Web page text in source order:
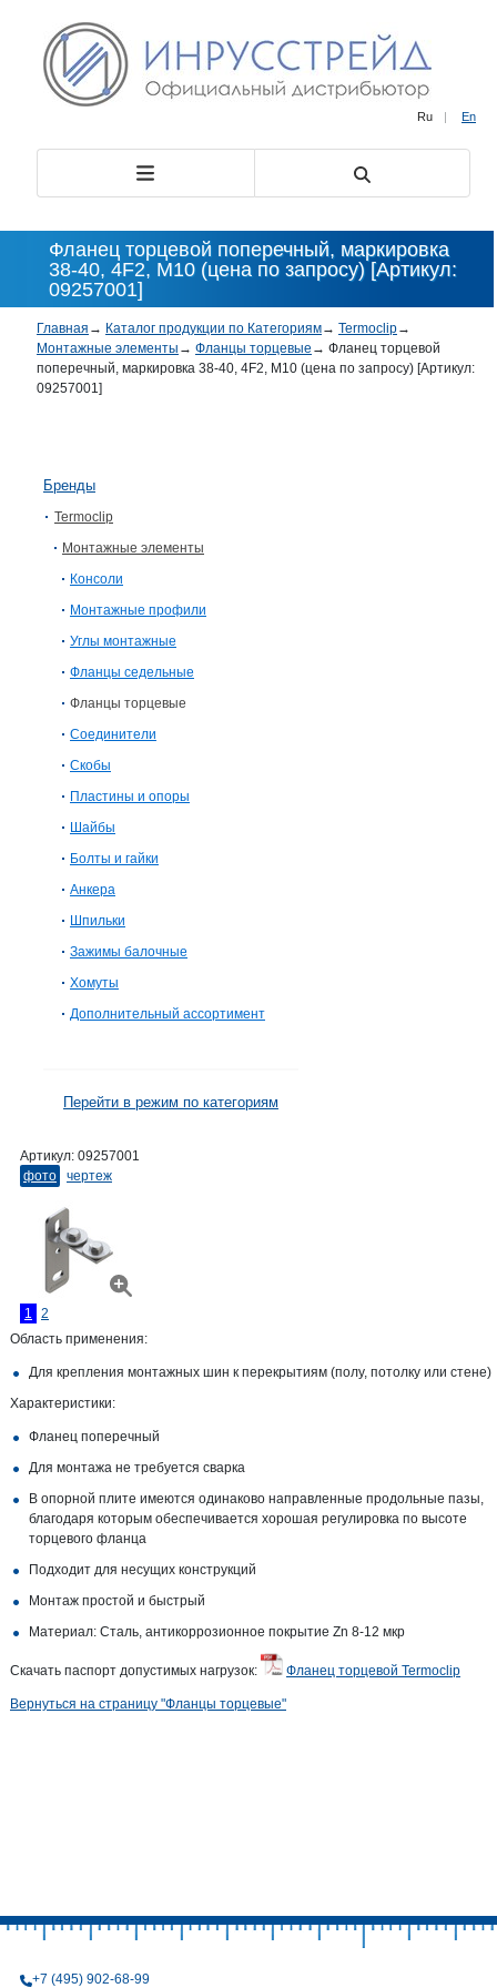
Ru | En
Фланец торцевой поперечный, маркировка
38-40, 4F2, M10 (цена по запросу) [Артикул:
09257001]
Главная → Каталог продукции по Категориям→ Termoclip→
Монтажные элементы → Фланцы торцевые → Фланец торцевой
поперечный, маркировка 38-40, 4F2, M10 (цена по запросу) [Артикул:
09257001]
Бренды
Termoclip
Монтажные элементы
Консоли
Монтажные профили
Углы монтажные
Фланцы седельные
Фланцы торцевые
Соединители
Скобы
Пластины и опоры
Шайбы
Болты и гайки
Анкера
Шпильки
Зажимы балочные
Хомуты
Дополнительный ассортимент
Перейти в режим по категориям
Артикул: 09257001
фото
чертеж
1
2
Область применения:
Для крепления монтажных шин к перекрытиям (полу, потолку или стене)
Характеристики:
Фланец поперечный
Для монтажа не требуется сварка
В опорной плите имеются одинаково направленные продольные пазы,
благодаря которым обеспечивается хорошая регулировка по высоте
торцевого фланца
Подходит для несущих конструкций
Монтаж простой и быстрый
Материал: Сталь, антикоррозионное покрытие Zn 8-12 мкр
Скачать паспорт допустимых нагрузок: Фланец торцевой Termoclip
Вернуться на страницу "Фланцы торцевые"
+7 (495) 902-68-99